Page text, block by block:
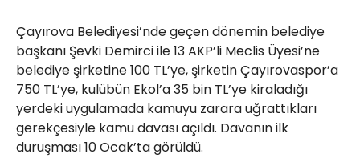
Çayırova Belediyesi’nde geçen dönemin belediye
başkanı Şevki Demirci ile 13 AKP’li Meclis Üyesi’ne
belediye şirketine 100 TL’ye, şirketin Çayırovaspor’a
750 TL’ye, kulübün Ekol’a 35 bin TL’ye kiraladığı
yerdeki uygulamada kamuyu zarara uğrattıkları
gerekçesiyle kamu davası açıldı. Davanın ilk
duruşması 10 Ocak’ta görüldü.